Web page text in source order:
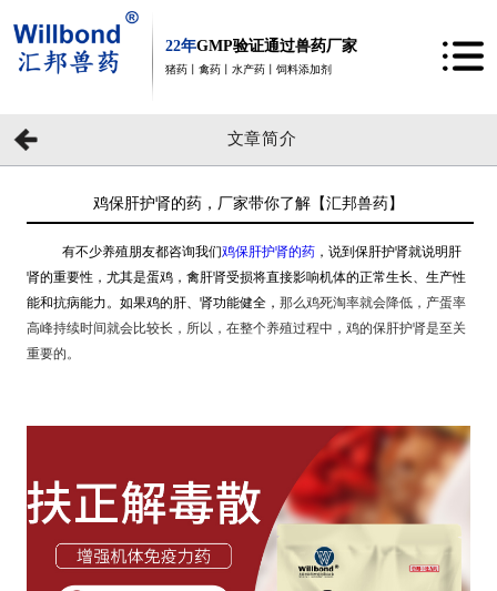
22年GMP验证通过兽药厂家
猪药丨禽药丨水产药丨饲料添加剂
文章简介
鸡保肝护肾的药，厂家带你了解【汇邦兽药】
有不少养殖朋友都咨询我们鸡保肝护肾的药，说到保肝护肾就说明肝
肾的重要性，尤其是蛋鸡，禽肝肾受损将直接影响机体的正常生长、生产性
能和抗病能力。如果鸡的肝、肾功能健全， 那么鸡死淘率就会降低，产蛋率
高峰持续时间就会比较长 ，所以，在整个养殖过程中， 鸡的保肝护肾是至关
重要的。